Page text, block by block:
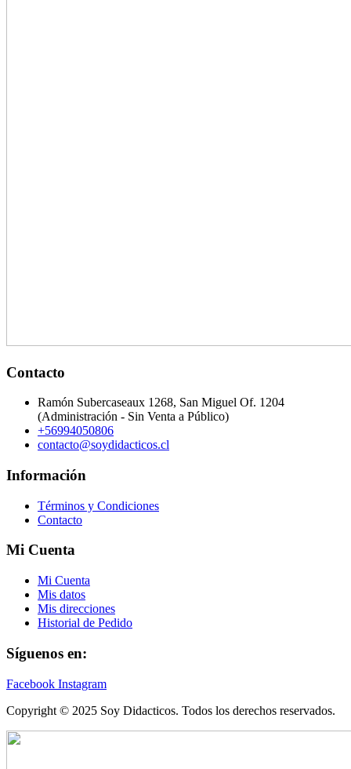
Contacto
Ramón Subercaseaux 1268, San Miguel Of. 1204
(Administración - Sin Venta a Público)
+56994050806
contacto@soydidacticos.cl
Información
Términos y Condiciones
Contacto
Mi Cuenta
Mi Cuenta
Mis datos
Mis direcciones
Historial de Pedido
Síguenos en:
Facebook Instagram
Copyright © 2025 Soy Didacticos. Todos los derechos reservados.